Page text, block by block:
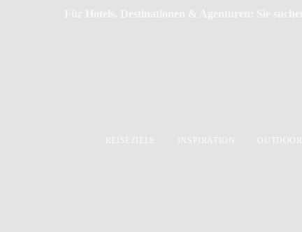
REISEZIELE INSPIRATION OUTDOOR